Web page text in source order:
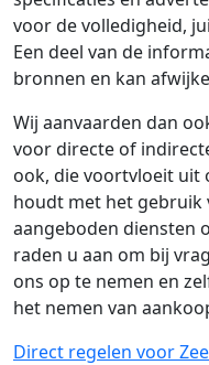
voor de volledigheid,
Een deel van de
bronnen en kan
Wij aanvaarden dan
voor directe of
ook, die voortvloeit uit
houdt met het gebruik
aangeboden diensten
raden u aan om bij
ons op te nemen en
het nemen van
Direct regelen voor